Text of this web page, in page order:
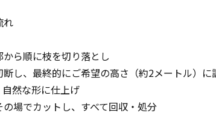
れ
ら順に枝を切り落とし
し、最終的にご希望の高さ（約2メートル）に
然な形に仕上げ
場でカットし、すべて回収・処分